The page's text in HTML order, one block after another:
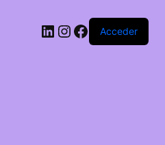
Acceder